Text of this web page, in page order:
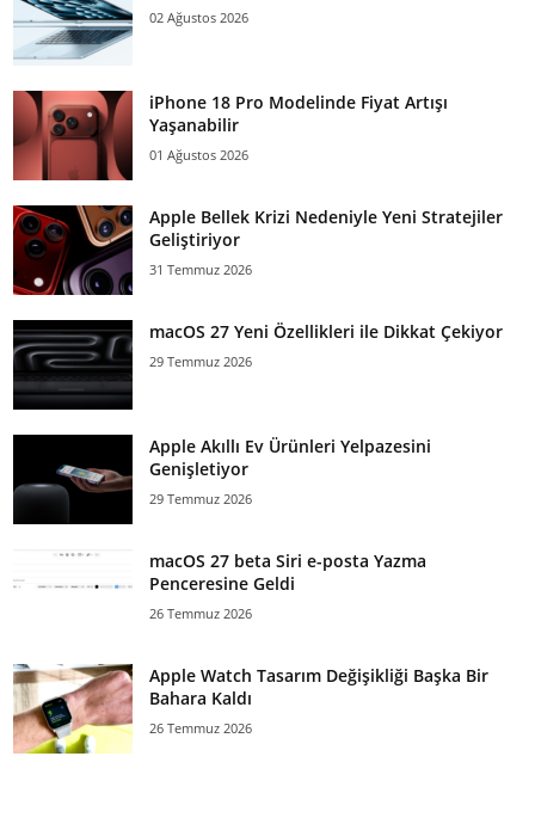
02 Ağustos 2026
iPhone 18 Pro Modelinde Fiyat Artışı
Yaşanabilir
01 Ağustos 2026
Apple Bellek Krizi Nedeniyle Yeni Stratejiler
Geliştiriyor
31 Temmuz 2026
macOS 27 Yeni Özellikleri ile Dikkat Çekiyor
29 Temmuz 2026
Apple Akıllı Ev Ürünleri Yelpazesini
Genişletiyor
29 Temmuz 2026
macOS 27 beta Siri e-posta Yazma
Penceresine Geldi
26 Temmuz 2026
Apple Watch Tasarım Değişikliği Başka Bir
Bahara Kaldı
26 Temmuz 2026